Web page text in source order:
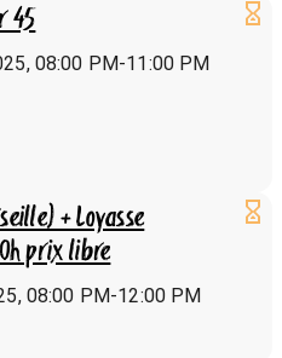
45
08:00 PM-11:00 PM
+ Loyasse
prix libre
08:00 PM-12:00 PM